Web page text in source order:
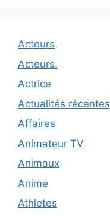
Acteurs
Acteurs.
Actrice
Actualités récentes
Affaires
Animateur TV
Animaux
Anime
Athletes